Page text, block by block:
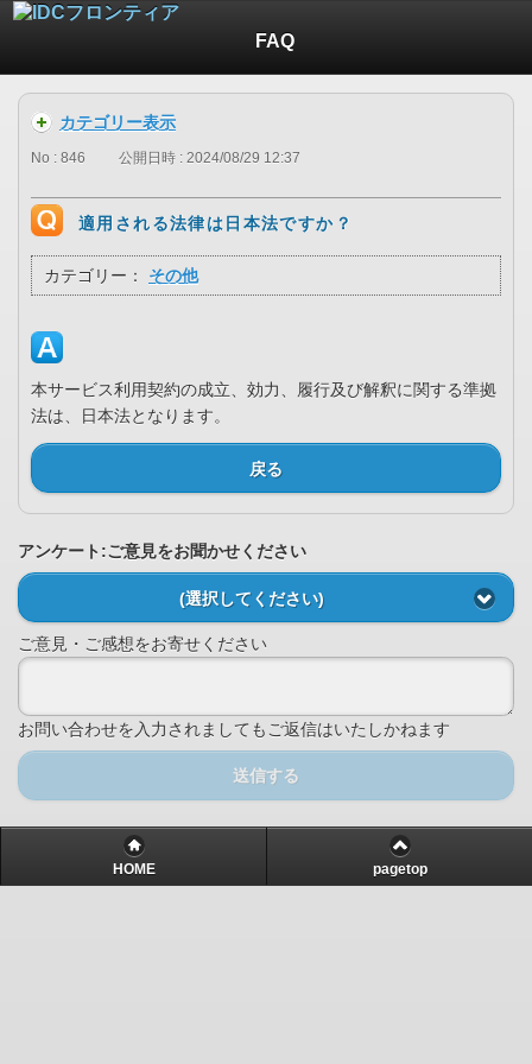
FAQ
カテゴリー表示
No : 846 公開日時 : 2024/08/29 12:37
適用される法律は日本法ですか？
カテゴリー： その他
本サービス利用契約の成立、効力、履行及び解釈に関する準拠
法は、日本法となります。
戻る
アンケート:ご意見をお聞かせください
(選択してください)
ご意見・ご感想をお寄せください
お問い合わせを入力されましてもご返信はいたしかねます
送信する
HOME pagetop